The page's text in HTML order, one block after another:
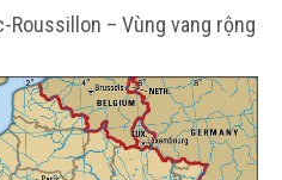
Roussillon – Vùng vang rộng